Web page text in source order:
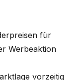
für
Werbeaktion
vorzeitig